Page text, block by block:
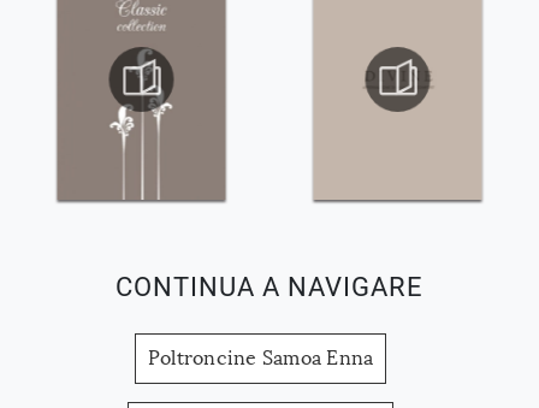
CONTINUA A NAVIGARE
Poltroncine Samoa Enna